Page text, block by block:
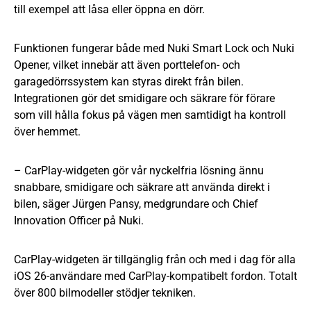
till exempel att låsa eller öppna en dörr.
Funktionen fungerar både med Nuki Smart Lock och Nuki
Opener, vilket innebär att även porttelefon- och
garagedörrssystem kan styras direkt från bilen.
Integrationen gör det smidigare och säkrare för förare
som vill hålla fokus på vägen men samtidigt ha kontroll
över hemmet.
– CarPlay-widgeten gör vår nyckelfria lösning ännu
snabbare, smidigare och säkrare att använda direkt i
bilen, säger Jürgen Pansy, medgrundare och Chief
Innovation Officer på Nuki.
CarPlay-widgeten är tillgänglig från och med i dag för alla
iOS 26-användare med CarPlay-kompatibelt fordon. Totalt
över 800 bilmodeller stödjer tekniken.